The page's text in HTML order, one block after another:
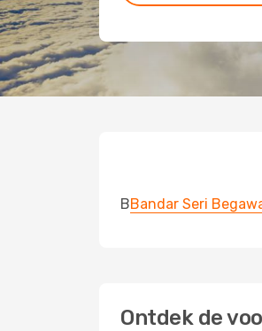
BBandar Seri
Ontdek de